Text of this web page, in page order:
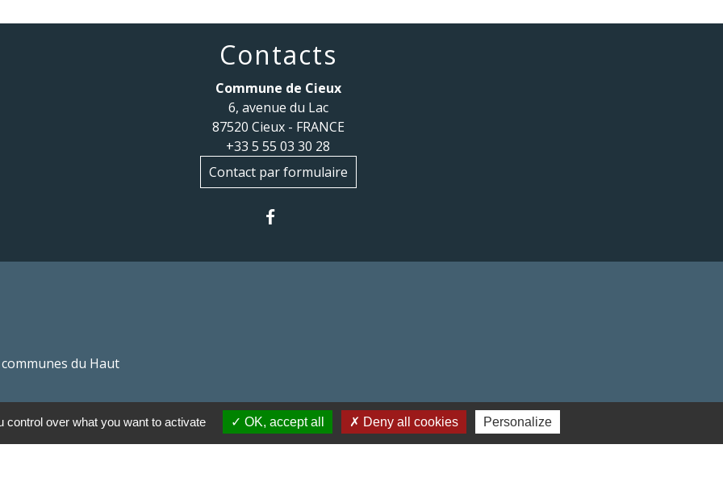
Contacts
Commune de Cieux
6, avenue du Lac
87520 Cieux - FRANCE
+33 5 55 03 30 28
Contact par formulaire
du Haut
Limousin
naturels en
over what you want to activate OK, accept all Deny all cookies Personalize